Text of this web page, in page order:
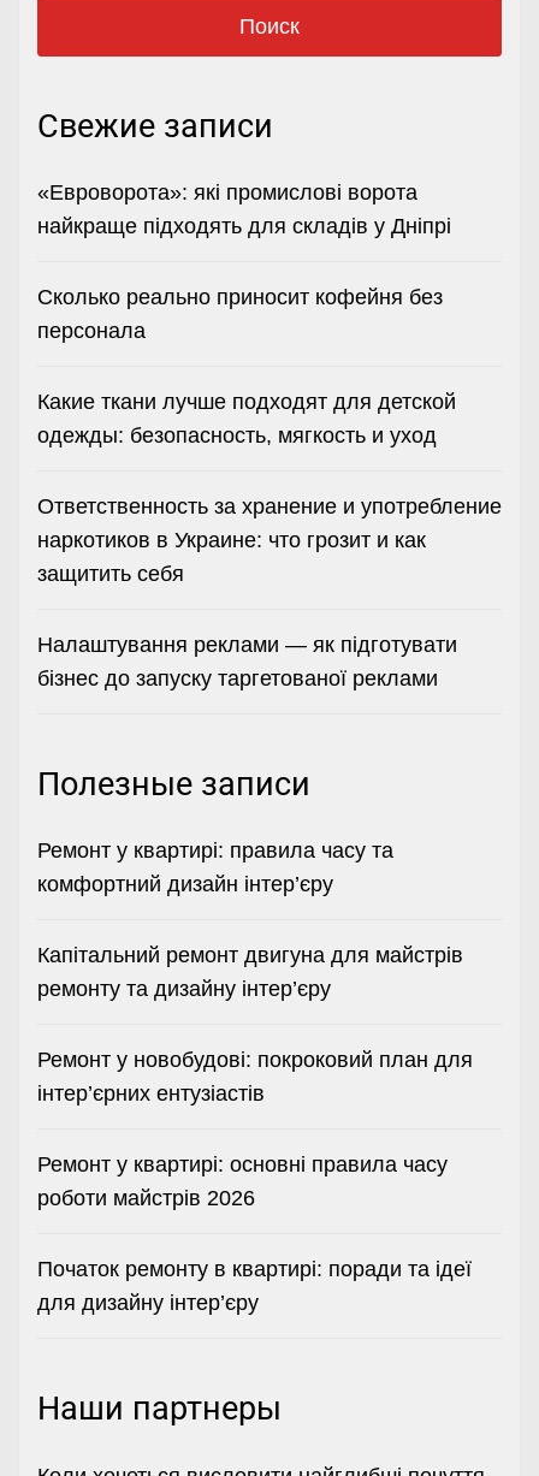
Свежие записи
«Евроворота»: які промислові ворота
найкраще підходять для складів у Дніпрі
Сколько реально приносит кофейня без
персонала
Какие ткани лучше подходят для детской
одежды: безопасность, мягкость и уход
Ответственность за хранение и употребление
наркотиков в Украине: что грозит и как
защитить себя
Налаштування реклами — як підготувати
бізнес до запуску таргетованої реклами
Полезные записи
Ремонт у квартирі: правила часу та
комфортний дизайн інтер’єру
Капітальний ремонт двигуна для майстрів
ремонту та дизайну інтер’єру
Ремонт у новобудові: покроковий план для
інтер’єрних ентузіастів
Ремонт у квартирі: основні правила часу
роботи майстрів 2026
Початок ремонту в квартирі: поради та ідеї
для дизайну інтер’єру
Наши партнеры